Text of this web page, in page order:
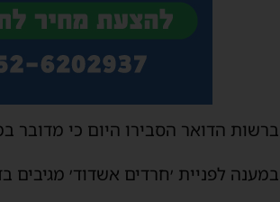
ברשות הדואר הסבירו היום כי מדובר
במענה לפניית ׳חרדים אשדוד׳ מגיבים